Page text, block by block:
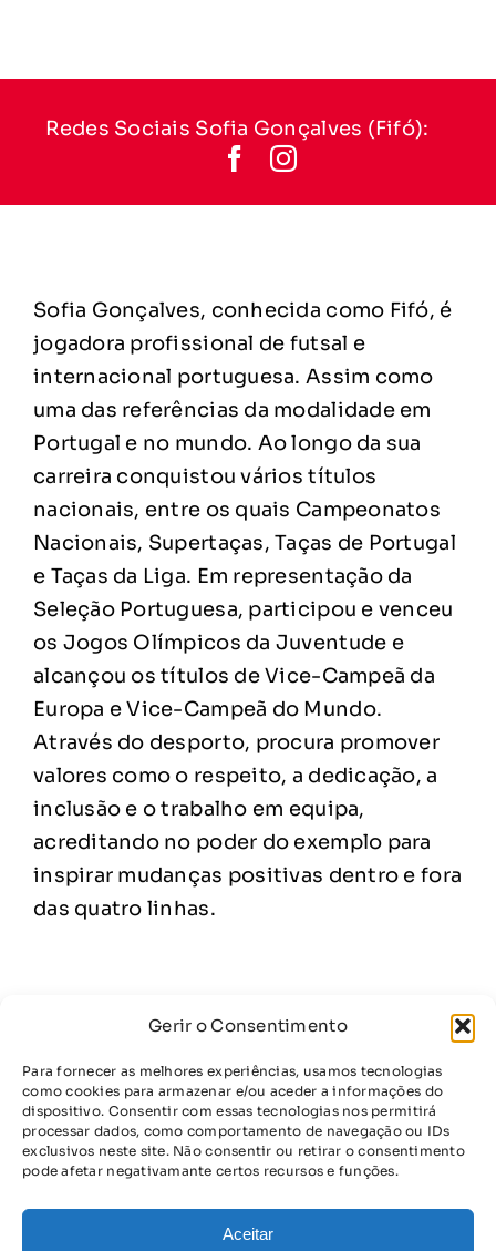
Gerir o Consentimento
Para fornecer as melhores experiências, usamos tecnologias
como cookies para armazenar e/ou aceder a informações do
dispositivo. Consentir com essas tecnologias nos permitirá
processar dados, como comportamento de navegação ou IDs
exclusivos neste site. Não consentir ou retirar o consentimento
pode afetar negativamante certos recursos e funções.
Aceitar
Redes Sociais Sofia Gonçalves (Fifó):
Sofia Gonçalves, conhecida como Fifó, é
jogadora profissional de futsal e
internacional portuguesa. Assim como
uma das referências da modalidade em
Portugal e no mundo. Ao longo da sua
carreira conquistou vários títulos
nacionais, entre os quais Campeonatos
Nacionais, Supertaças, Taças de Portugal
e Taças da Liga. Em representação da
Seleção Portuguesa, participou e venceu
os Jogos Olímpicos da Juventude e
alcançou os títulos de Vice-Campeã da
Europa e Vice-Campeã do Mundo.
Através do desporto, procura promover
valores como o respeito, a dedicação, a
inclusão e o trabalho em equipa,
acreditando no poder do exemplo para
inspirar mudanças positivas dentro e fora
das quatro linhas.